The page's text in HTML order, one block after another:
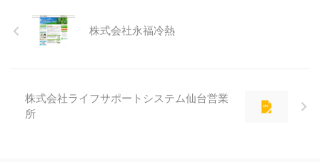
株式会社永福冷熱
株式会社ライフサポートシステム仙台営業
所